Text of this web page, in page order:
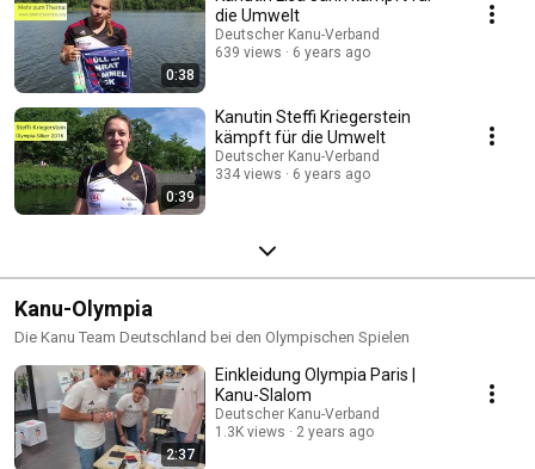
0:38
die Umwelt
Deutscher Kanu-Verband
639 views
6 years ago
0:39
Kanutin Steffi Kriegerstein
kämpft für die Umwelt
Deutscher Kanu-Verband
334 views
6 years ago
Kanu-Olympia
Die Kanu Team Deutschland bei den Olympischen Spielen
2:37
Einkleidung Olympia Paris |
Kanu-Slalom
Deutscher Kanu-Verband
1.3K views
2 years ago